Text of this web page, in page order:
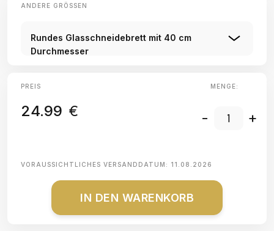
ANDERE GRÖSSEN
Rundes Glasschneidebrett mit 40 cm
Durchmesser
PREIS
24.99 €
MENGE:
- +
VORAUSSICHTLICHES VERSANDDATUM: 11.08.2026
IN DEN WARENKORB